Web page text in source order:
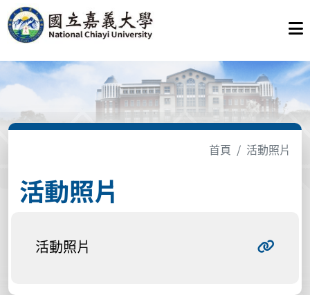
首頁 活動照片
活動照片
活動照片